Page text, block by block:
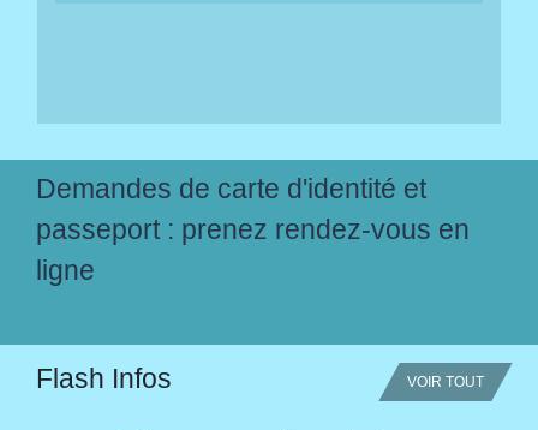
Demandes de carte d'identité et
passeport : prenez rendez-vous en
ligne
Flash Infos VOIR TOUT